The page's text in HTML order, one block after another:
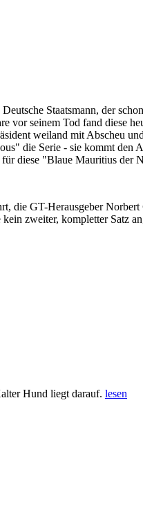
Staatsmann, der
vor seinem Tod fand diese
weiland mit Abscheu
die Serie - sie kommt den
diese "Blaue Mauritius der
GT-Herausgeber Norbert
zweiter, kompletter Satz
Hund liegt darauf. lesen